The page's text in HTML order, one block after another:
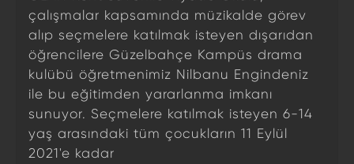
çalışmalar kapsamında müzikalde görev
alıp seçmelere katılmak isteyen dışarıdan
öğrencilere Güzelbahçe Kampüs drama
kulübü öğretmenimiz Nilbanu Engindeniz
ile bu eğitimden yararlanma imkanı
sunuyor. Seçmelere katılmak isteyen 6-14
yaş arasındaki tüm çocukların 11 Eylül
2021'e kadar